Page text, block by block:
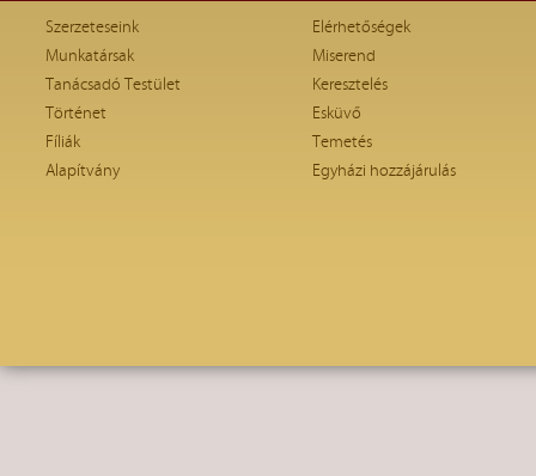
Szerzeteseink
Munkatársak
Tanácsadó Testület
Történet
Fíliák
Alapítvány
Elérhetőségek
Miserend
Keresztelés
Esküvő
Temetés
Egyházi hozzájárulás